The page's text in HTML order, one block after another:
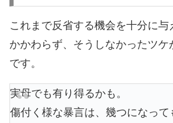
これまで反省する機会を十分に与
かかわらず、そうしなかったツケ
です。
実母でも有り得るかも。
傷付く様な暴言は、幾つになって